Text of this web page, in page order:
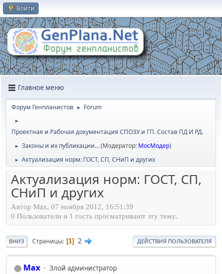
Войти
Главное меню
Форум Генпланистов ► Forum
►
Проектная и Рабочая документация СПОЗУ и ГП. Состав ПД И РД.
► Законы и их публикации...(Модератор: МосМодер)
► Актуализация норм: ГОСТ, СП, СНиП и других
Актуализация норм: ГОСТ, СП,
СНиП и других
Автор Max, 07 ноября 2012, 16:51:39
0 Пользователи и 1 гость просматривают эту тему.
ВНИЗ Страницы 1 2 ДЕЙСТВИЯ ПОЛЬЗОВАТЕЛЯ
Max Злой администратор